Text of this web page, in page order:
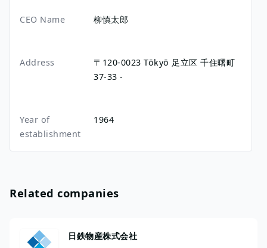
CEO Name 柳慎太郎
Address 〒120-0023Tōkyō 足立区 千住曙町
37-33-
Year of
establishment
1964
Related companies
日鉄物産株式会社